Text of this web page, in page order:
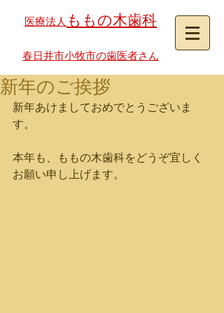
医療法人 ももの木歯科
春日井市小牧市の歯医者さん
新年のご挨拶
新年あけましておめでとうございま
す。
本年も、ももの木歯科をどうぞ宜しく
お願い申し上げます。